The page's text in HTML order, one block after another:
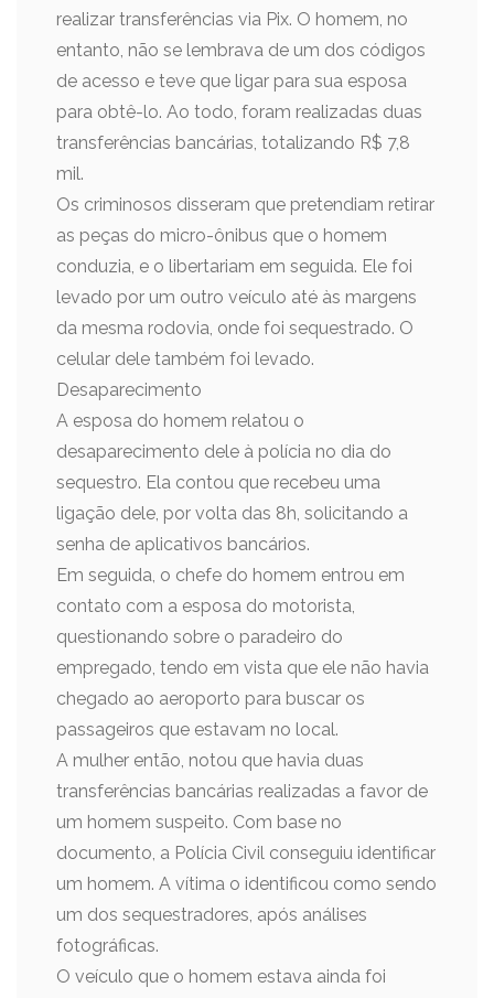
realizar transferências via Pix. O homem, no
entanto, não se lembrava de um dos códigos
de acesso e teve que ligar para sua esposa
para obtê-lo. Ao todo, foram realizadas duas
transferências bancárias, totalizando R$ 7,8
mil.
Os criminosos disseram que pretendiam retirar
as peças do micro-ônibus que o homem
conduzia, e o libertariam em seguida. Ele foi
levado por um outro veículo até às margens
da mesma rodovia, onde foi sequestrado. O
celular dele também foi levado.
Desaparecimento
A esposa do homem relatou o
desaparecimento dele à polícia no dia do
sequestro. Ela contou que recebeu uma
ligação dele, por volta das 8h, solicitando a
senha de aplicativos bancários.
Em seguida, o chefe do homem entrou em
contato com a esposa do motorista,
questionando sobre o paradeiro do
empregado, tendo em vista que ele não havia
chegado ao aeroporto para buscar os
passageiros que estavam no local.
A mulher então, notou que havia duas
transferências bancárias realizadas a favor de
um homem suspeito. Com base no
documento, a Polícia Civil conseguiu identificar
um homem. A vítima o identificou como sendo
um dos sequestradores, após análises
fotográficas.
O veículo que o homem estava ainda foi